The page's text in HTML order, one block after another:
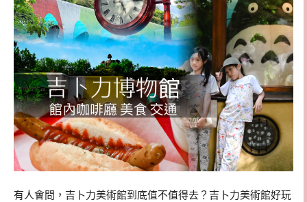
有人會問，吉卜力美術館到底值不值得去？吉卜力美術館好玩